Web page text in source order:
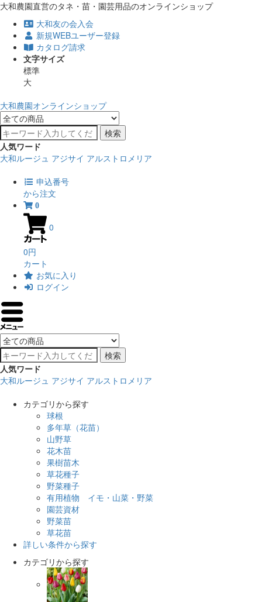
大和農園直営のタネ・苗・園芸用品のオンラインショップ
大和友の会入会
新規WEBユーザー登録
カタログ請求
文字サイズ
標準
大
大和農園オンラインショップ
検索
人気ワード
大和ルージュ アジサイ アルストロメリア
申込番号
から注文
0
0
0円
カート
お気に入り
ログイン
検索
人気ワード
大和ルージュ アジサイ アルストロメリア
カテゴリから探す
球根
多年草（花苗）
山野草
花木苗
果樹苗木
草花種子
野菜種子
有用植物 イモ・山菜・野菜
園芸資材
野菜苗
草花苗
詳しい条件から探す
カテゴリから探す